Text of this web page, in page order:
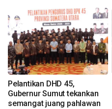
Pelantikan DHD 45,
Gubernur Sumut tekankan
semangat juang pahlawan